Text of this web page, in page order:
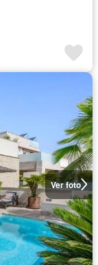
Ver foto